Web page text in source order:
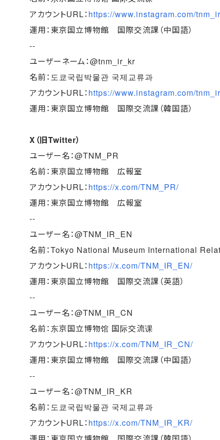
アカウントURL：https://www.instagram.com/
運用：東京国立博物館 国際交流課（中国語）
--
ユーザーネーム：@tnm_ir_kr
名前：도쿄국립박물관 국제교류과
アカウントURL：https://www.instagram.com/
運用：東京国立博物館 国際交流課（韓国語）
X（旧Twitter）
ユーザー名：@TNM_PR
名前：東京国立博物館 広報室
アカウントURL：https://x.com/TNM_PR/
運用：東京国立博物館 広報室
--
ユーザー名：@TNM_IR_EN
名前：Tokyo National Museum International
アカウントURL：https://x.com/TNM_IR_EN/
運用：東京国立博物館 国際交流課（英語）
--
ユーザー名：@TNM_IR_CN
名前：东京国立博物馆 国际交流课
アカウントURL：https://x.com/TNM_IR_CN/
運用：東京国立博物館 国際交流課（中国語）
--
ユーザー名：@TNM_IR_KR
名前：도쿄국립박물관 국제교류과
アカウントURL：https://x.com/TNM_IR_KR/